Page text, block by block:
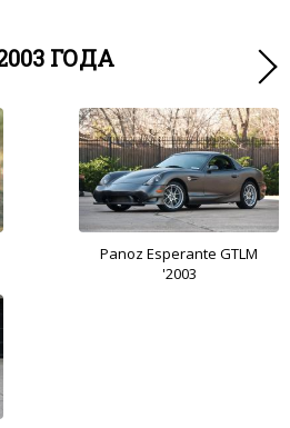
ГОДА
Panoz Esperante GTLM
'2003